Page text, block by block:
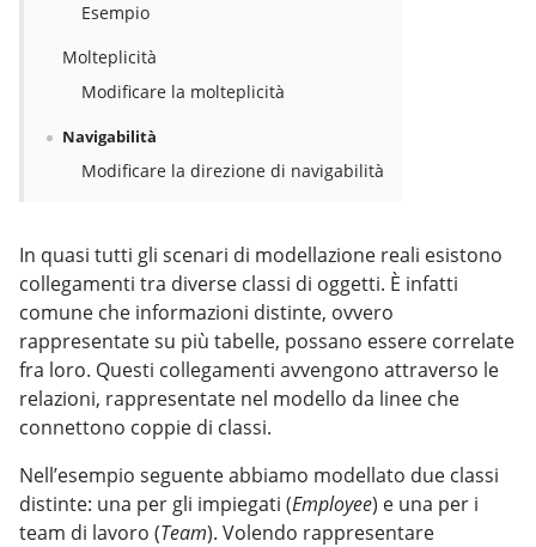
In quasi tutti gli scenari di modellazione reali esistono
collegamenti tra diverse classi di oggetti. È infatti
comune che informazioni distinte, ovvero
rappresentate su più tabelle, possano essere correlate
fra loro. Questi collegamenti avvengono attraverso le
relazioni, rappresentate nel modello da linee che
connettono coppie di classi.
Nell’esempio seguente abbiamo modellato due classi
distinte: una per gli impiegati (Employee) e una per i
team di lavoro (Team). Volendo rappresentare
Esempio
Molteplicità
Modificare la molteplicità
Navigabilità
Modificare la direzione di navigabilità